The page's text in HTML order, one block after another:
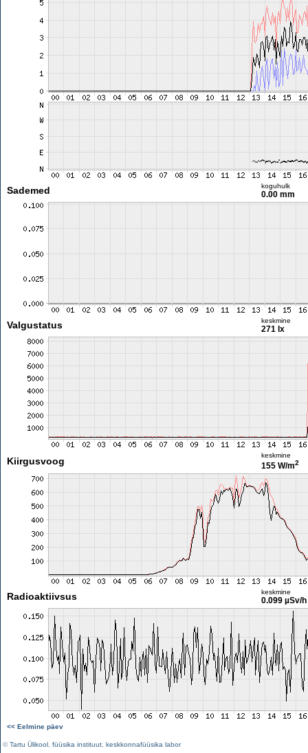
Sademed koguhulk
0.00 mm
Valgustatus keskmine
271 lx
Kiirgusvoog
keskmine
155 W/m2
Radioaktiivsus keskmine
0.099 µSv/h
<< Eelmine päev
©Tartu Ülikool füüsika instituut keskkonnafüüsika labor